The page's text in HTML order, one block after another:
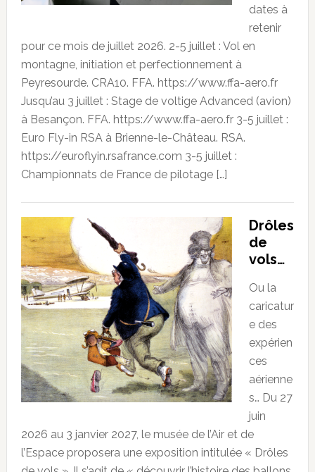
dates à
retenir
pour ce mois de juillet 2026. 2-5 juillet : Vol en
montagne, initiation et perfectionnement à
Peyresourde. CRA10. FFA. https://www.ffa-aero.fr
Jusqu’au 3 juillet : Stage de voltige Advanced (avion)
à Besançon. FFA. https://www.ffa-aero.fr 3-5 juillet :
Euro Fly-in RSA à Brienne-le-Château. RSA.
https://euroflyin.rsafrance.com 3-5 juillet :
Championnats de France de pilotage […]
Drôles
de
vols…
Ou la
caricatur
e des
expérien
ces
aérienne
s… Du 27
juin
2026 au 3 janvier 2027, le musée de l’Air et de
l’Espace proposera une exposition intitulée « Drôles